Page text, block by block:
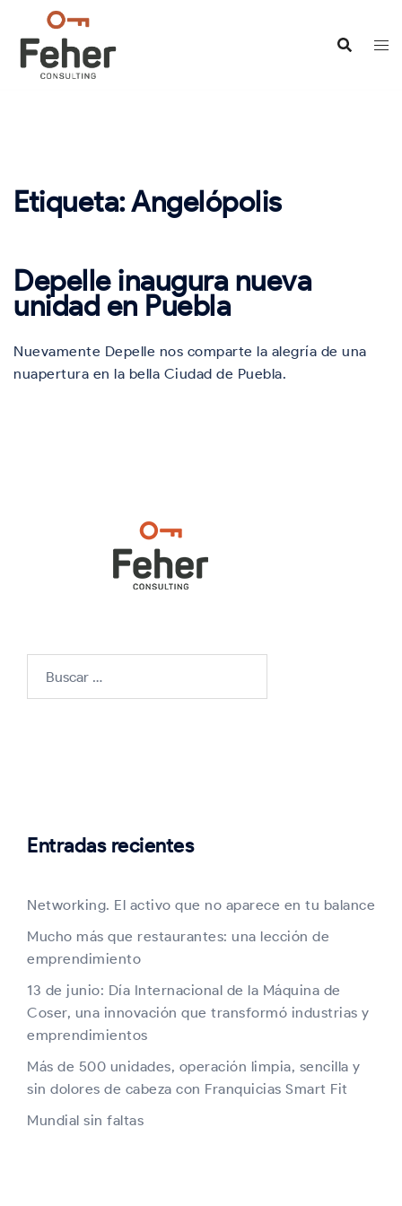
contenido
Etiqueta:Angelópolis
Depelle inaugura nueva
unidad en Puebla
Nuevamente Depelle nos comparte la alegría de una
nuapertura en la bella Ciudad de Puebla.
Entradas recientes
Networking. El activo que no aparece en tu balance
Mucho más que restaurantes: una lección de
emprendimiento
13 de junio: Día Internacional de la Máquina de
Coser, una innovación que transformó industrias y
emprendimientos
Más de 500 unidades, operación limpia, sencilla y
sin dolores de cabeza con Franquicias Smart Fit
Mundial sin faltas